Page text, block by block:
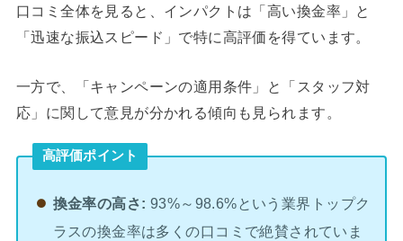
口コミ全体を見ると、インパクトは「高い換金率」と
「迅速な振込スピード」で特に高評価を得ています。
一方で、「キャンペーンの適用条件」と「スタッフ対
応」に関して意見が分かれる傾向も見られます。
高評価ポイント
換金率の高さ: 93%～98.6%という業界トップク
ラスの換金率は多くの口コミで絶賛されていま